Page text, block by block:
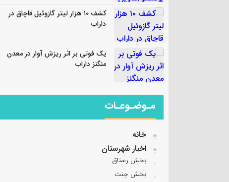
کشف ۱۰ هزار لیتر گازوئیل قاچاق در
داراب
یک فوتی بر اثر ریزش آوار در معدن
منگنز داراب
مـوضـوعـات
خانه
اخبار شهرستان
بخش رستاق
بخش جنت